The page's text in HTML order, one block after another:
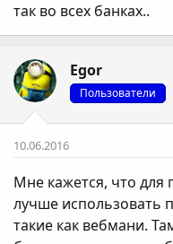
так во всех банках..
Egor
Пользователи
10.06.2016
Мне кажется, что для
лучше использовать
такие как вебмани.